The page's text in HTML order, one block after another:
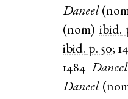
Daneel(
(nom) ibid.
ibid. p. 50;
1484 Daneel
Daneel(